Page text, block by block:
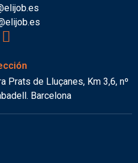
Prats de Lluçanes, Km 3,6, nº
Barcelona